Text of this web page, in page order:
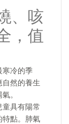
、咳
，值
寒冷的季
然的養生
。
具有陽常
特點。肺氣